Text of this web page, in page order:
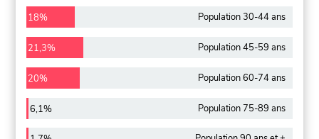
18% Population 30-44 ans
21,3% Population 45-59 ans
20% Population 60-74 ans
6,1% Population 75-89 ans